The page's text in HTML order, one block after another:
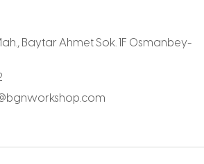
Baytar Ahmet Sok. 1F Osmanbey-